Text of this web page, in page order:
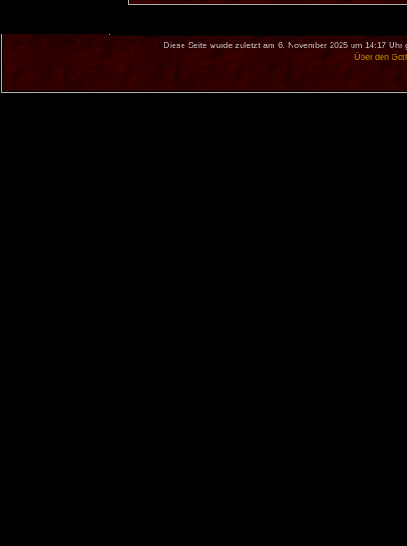
Diese Seite wurde zuletzt am 6. November 2025 um 14:17 Uhr
Über den